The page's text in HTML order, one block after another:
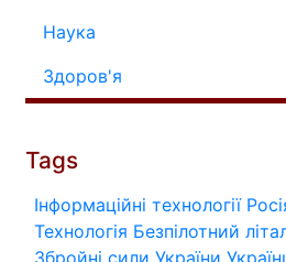
Наука
Здоров'я
Tags
Інформаційні технології
Технологія Безпілотний
Збройні сили України